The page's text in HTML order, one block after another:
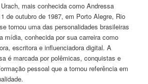
mais conhecida como Andressa
de outubro de 1987, em Porto Alegre, Rio
tornou uma das personalidades brasileiras
mídia, conhecida por sua carreira como
escritora e influenciadora digital. A
é marcada por polêmicas, conquistas e
pessoal que a tornou referência em